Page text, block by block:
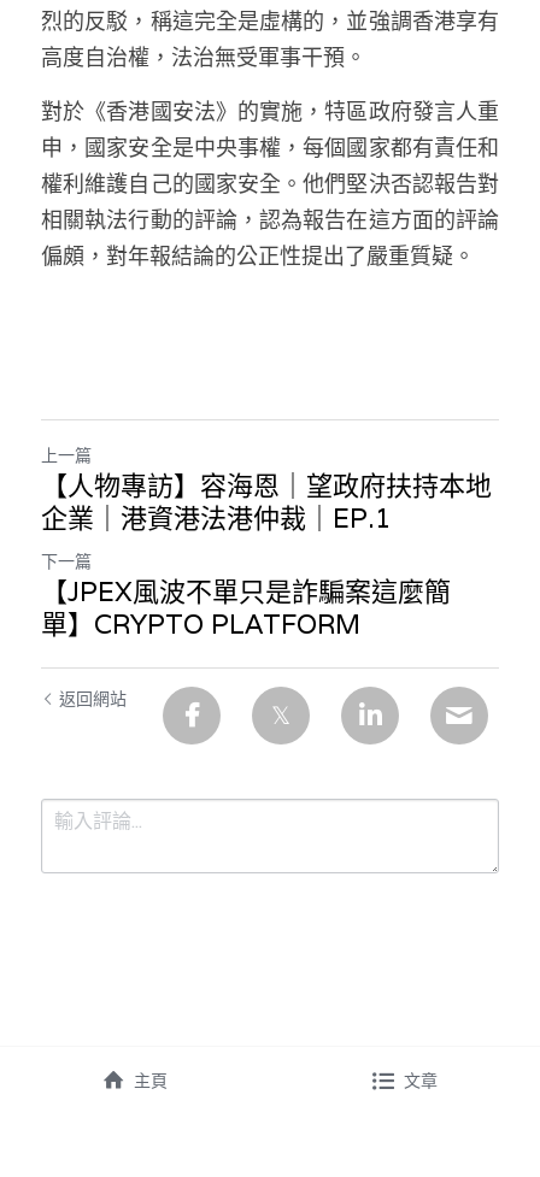
烈的反駁，稱這完全是虛構的，並強調香港享有
高度自治權，法治無受軍事干預。
對於《香港國安法》的實施，特區政府發言人重
申，國家安全是中央事權，每個國家都有責任和
權利維護自己的國家安全。他們堅決否認報告對
相關執法行動的評論，認為報告在這方面的評論
偏頗，對年報結論的公正性提出了嚴重質疑。
上一篇
【人物專訪】容海恩｜望政府扶持本地
企業｜港資港法港仲裁｜EP.1
下一篇
【JPEX風波不單只是詐騙案這麼簡
單】CRYPTO PLATFORM
返回網站
主頁 文章